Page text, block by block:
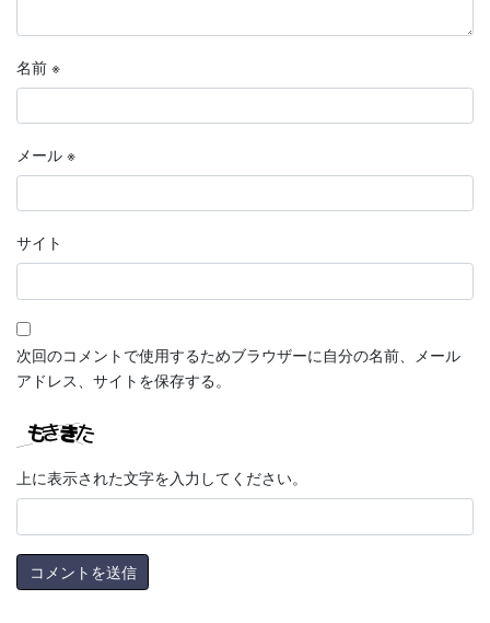
名前 ※
メール ※
サイト
次回のコメントで使用するためブラウザーに自分の名前、メール
アドレス、サイトを保存する。
上に表示された文字を入力してください。